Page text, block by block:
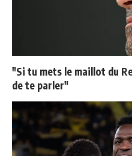
"Si tu mets le maillot du
de te parler"